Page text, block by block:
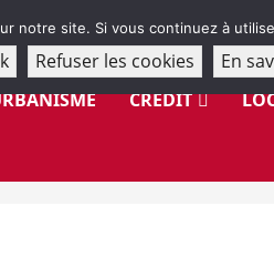
CRÉDIT
notre site. Si vous continuez à
Refuser les cookies En